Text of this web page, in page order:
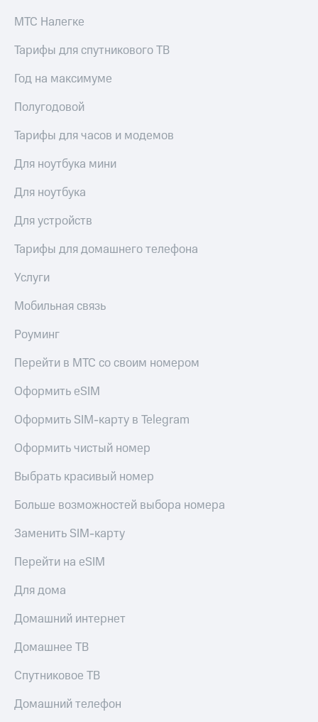
МТС Налегке
Тарифы для спутникового ТВ
Год на максимуме
Полугодовой
Тарифы для часов и модемов
Для ноутбука мини
Для ноутбука
Для устройств
Тарифы для домашнего телефона
Услуги
Мобильная связь
Роуминг
Перейти в МТС со своим номером
Оформить eSIM
Оформить SIM-карту в Telegram
Оформить чистый номер
Выбрать красивый номер
Больше возможностей выбора номера
Заменить SIM-карту
Перейти на eSIM
Для дома
Домашний интернет
Домашнее ТВ
Спутниковое ТВ
Домашний телефон